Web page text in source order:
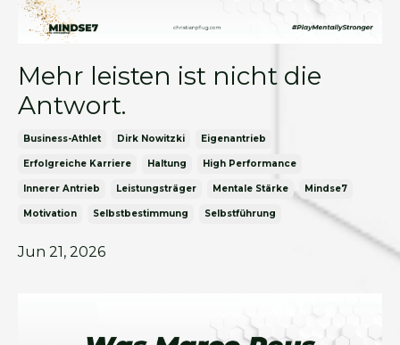
Mehr leisten ist nicht die
Antwort.
Business-Athlet Dirk Nowitzki Eigenantrieb
Erfolgreiche Karriere Haltung High Performance
Innerer Antrieb Leistungsträger Mentale Stärke Mindse7
Motivation Selbstbestimmung Selbstführung
Jun 21, 2026